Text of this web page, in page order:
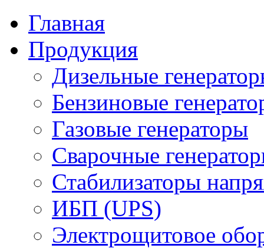
Главная
Продукция
Дизельные
Бензиновые
Газовые генераторы
Сварочные
Стабилизаторы
ИБП (UPS)
Электрощитовое